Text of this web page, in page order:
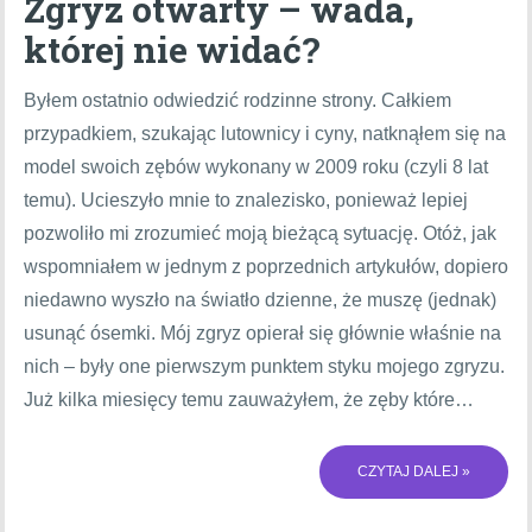
której nie widać?
Byłem ostatnio odwiedzić rodzinne strony. Całkiem
przypadkiem, szukając lutownicy i cyny, natknąłem się na
model swoich zębów wykonany w 2009 roku (czyli 8 lat
temu). Ucieszyło mnie to znalezisko, ponieważ lepiej
pozwoliło mi zrozumieć moją bieżącą sytuację. Otóż, jak
wspomniałem w jednym z poprzednich artykułów, dopiero
niedawno wyszło na światło dzienne, że muszę (jednak)
usunąć ósemki. Mój zgryz opierał się głównie właśnie na
nich – były one pierwszym punktem styku mojego zgryzu.
Już kilka miesięcy temu zauważyłem, że zęby które…
CZYTAJ DALEJ »